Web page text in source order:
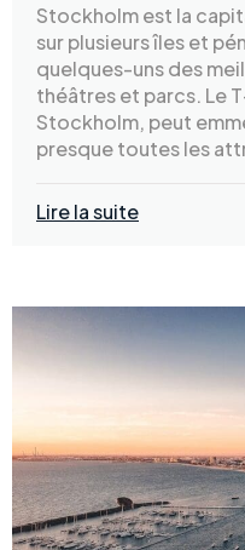
Stockholm est la
sur plusieurs îles et
quelques-uns des
théâtres et parcs. Le
Stockholm, peut
presque toutes les
Lire la suite